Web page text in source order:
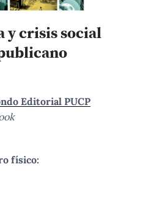
y crisis social
Editorial PUCP
físico: